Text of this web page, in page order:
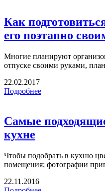
Как
его поэтапно
Многие планируют
отпуске своими руками,
22.02.2017
Подробнее
Самые
кухне
Чтобы подобрать в кухню
помещения; фотографии
22.11.2016